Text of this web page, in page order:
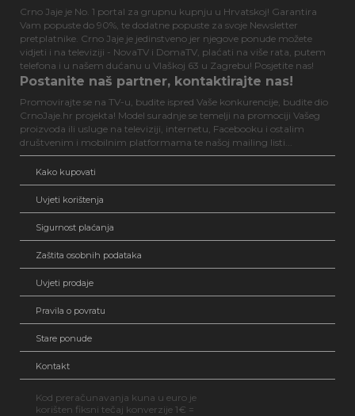
Crno Jaje je No. 1 portal za grupnu kupnju u Hrvatskoj! Garantira
Vam popuste do 90%, te dodatne popuste za svoje Newsletter
pretplatnike. Crno Jaje je jedinstveno jer njegove ponude možete
vidjeti i na televiziji - NovaTV i DomaTV, plaćati na više rata, putem
telefona i u našem dućanu u Vlaškoj 63 u Zagrebu! Posjetite nas!
Postanite naš partner, kontaktirajte nas!
Promovirajte se na TV-u, budite ispred Vaše konkurencije, budite dio
CrnoJaje.hr projekta! Model suradnje se temelji na promociji Vašeg
proizvoda ili usluge na televiziji, internetu, Facebooku i ostalim
društvenim i mobilnim platformama te našoj mailing listi...
Kako kupovati
Uvjeti korištenja
Sigurnost plaćanja
Zaštita osobnih podataka
Uvjeti prodaje
Pravila o povratu
Stare ponude
Kontakt
Kod preračunavanja kuna u euro je
korišten fiksni tečaj konverzije 1€ =